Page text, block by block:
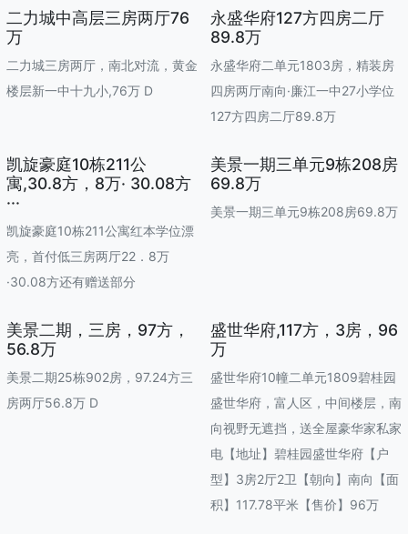
二力城中高层三房两厅76
万
二力城三房两厅，南北对流，黄金
楼层新一中十九小,76万 D
永盛华府127方四房二厅
89.8万
永盛华府二单元1803房，精装房
四房两厅南向·廉江一中27小学位
127方四房二厅89.8万
凯旋豪庭10栋211公
寓,30.8方，8万· 30.08方
···
凯旋豪庭10栋211公寓红本学位漂
亮，首付低三房两厅22．8万
·30.08方还有赠送部分
美景一期三单元9栋208房
69.8万
美景一期三单元9栋208房69.8万
美景二期，三房，97方，
56.8万
美景二期25栋902房，97.24方三
房两厅56.8万 D
盛世华府,117方，3房，96
万
盛世华府10幢二单元1809碧桂园
盛世华府，富人区，中间楼层，南
向视野无遮挡，送全屋豪华家私家
电【地址】碧桂园盛世华府【户
型】3房2厅2卫【朝向】南向【面
积】117.78平米【售价】96万